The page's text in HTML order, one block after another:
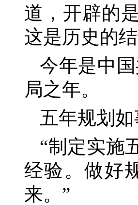
道，开辟的
这是历史的
今年是中
局之年。
五年规划
“制定实施
经验。做好
来。”